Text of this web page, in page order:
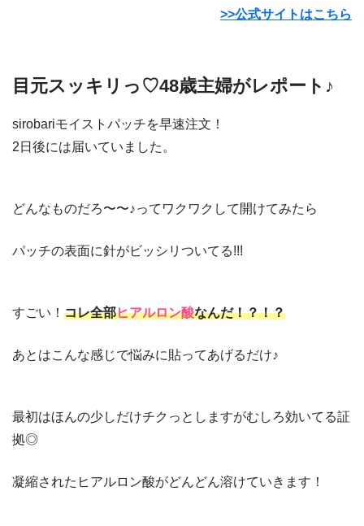
>>公式サイトはこちら
目元スッキリっ♡48歳主婦がレポート♪
sirobariモイストパッチを早速注文！
2日後には届いていました。
どんなものだろ〜〜♪ってワクワクして開けてみたら
パッチの表面に針がビッシリついてる!!!
すごい！ コレ全部ヒアルロン酸なんだ！？！？
あとはこんな感じで悩みに貼ってあげるだけ♪
最初はほんの少しだけチクっとしますがむしろ効いてる証
拠◎
凝縮されたヒアルロン酸がどんどん溶けていきます！